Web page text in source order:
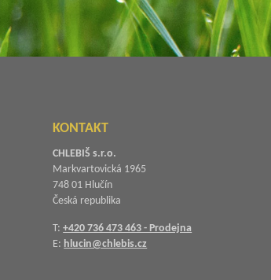
KONTAKT
CHLEBIŠ s.r.o.
Markvartovická 1965
748 01 Hlučín
Česká republika
T:+420 736 473 463 - Prodejna
E: hlucin@chlebis.cz